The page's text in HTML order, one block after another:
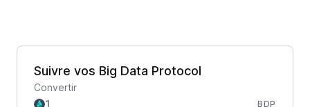
Suivre vos Big Data Protocol
Convertir
BDP